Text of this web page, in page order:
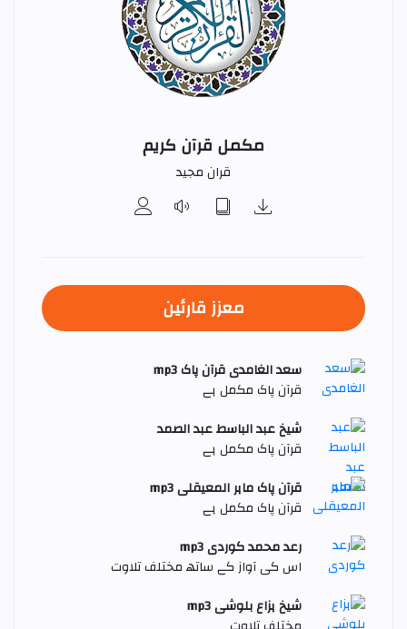
مکمل قرآن کریم
قران مجید
معزز قارئین
سعد الغامدی قرآن پاک mp3
قرآن پاک مکمل ہے
شیخ عبد الباسط عبد الصمد
قرآن پاک مکمل ہے
قرآن پاک ماہر المعیقلی mp3
قرآن پاک مکمل ہے
رعد محمد کوردی mp3
اس کی آواز کے ساتھ مختلف تلاوت
شیخ ہزاع بلوشی mp3